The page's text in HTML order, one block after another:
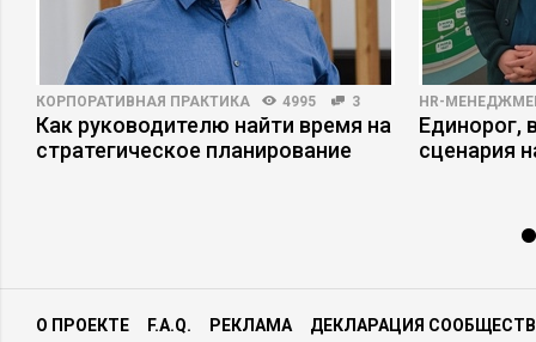
КОРПОРАТИВНАЯ ПРАКТИКА 4995 3
Как руководителю найти время на
стратегическое планирование
HR-
Единорог,
сценария
О ПРОЕКТЕ F.A.Q. РЕКЛАМА ДЕКЛАРАЦИЯ